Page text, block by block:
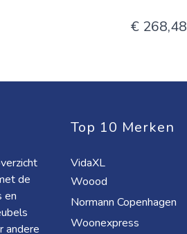
€ 268,48
de
en
andere
Top 10 Merken
VidaXL
Woood
Normann Copenhagen
Woonexpress